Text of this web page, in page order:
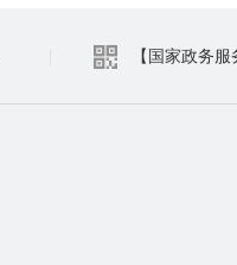
【国家政务